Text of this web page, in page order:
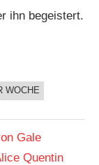
ihn begeistert.
WOCHE
Gale
Quentin